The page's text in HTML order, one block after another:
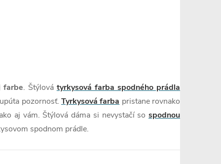
farbe. Štýlová tyrkysová farba spodného prádla
pozornosť. Tyrkysová farba pristane rovnako
aj vám. Štýlová dáma si nevystačí sospodnou
spodnom prádle.